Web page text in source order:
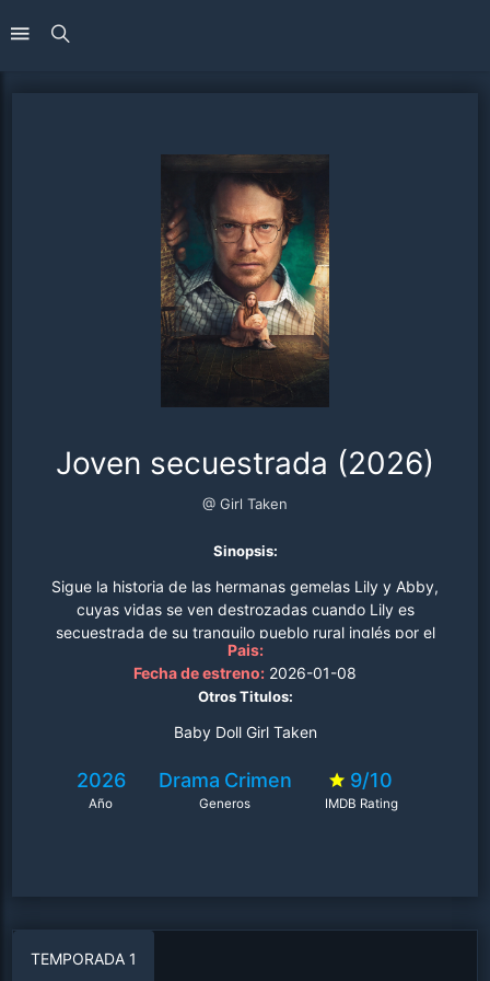
Joven secuestrada (2026)
@ Girl Taken
Sinopsis:
Sigue la historia de las hermanas gemelas Lily y Abby,
cuyas vidas se ven destrozadas cuando Lily es
secuestrada de su tranquilo pueblo rural inglés por el
querido profesor local Rick Hansen. Tras años de abuso
en cautiverio, Lily escapa, solo para descubrir que la
libertad conlleva sus propios desafíos..
Pais:
Fecha de estreno: 2026-01-08
Otros Titulos:
Baby Doll Girl Taken
2026
Año
Drama Crimen
Generos
9/10
IMDB Rating
TEMPORADA 1